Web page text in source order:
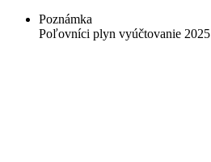
Poznámka
Poľovníci plyn vyúčtovanie 2025